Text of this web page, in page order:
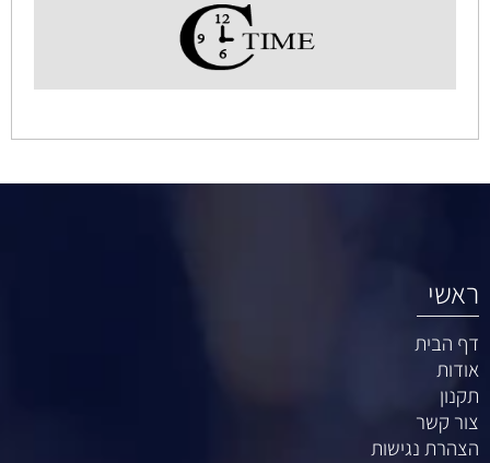
ראשי
דף הבית
אודות
תקנון
צור קשר
הצהרת נגישות